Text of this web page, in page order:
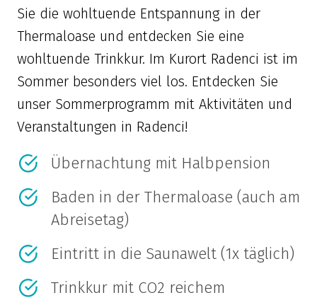
Sie die wohltuende Entspannung in der
Thermaloase und entdecken Sie eine
wohltuende Trinkkur. Im Kurort Radenci ist im
Sommer besonders viel los. Entdecken Sie
unser Sommerprogramm mit Aktivitäten und
Veranstaltungen in Radenci!
Übernachtung mit Halbpension
Baden in der Thermaloase (auch am
Abreisetag)
Eintritt in die Saunawelt (1x täglich)
Trinkkur mit CO2 reichem